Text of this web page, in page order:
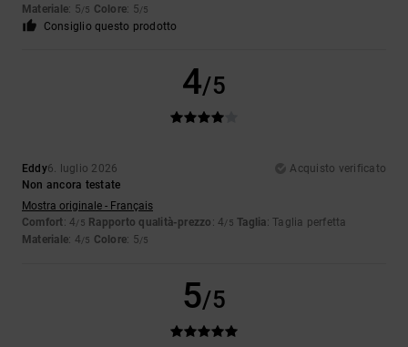
Materiale: 5/5 Colore: 5/5
Consiglio questo prodotto
4/5
Eddy6. luglio 2026
Acquisto verificato
Non ancora testate
Mostra originale - Français
Comfort: 4/5 Rapporto qualità-prezzo : 4/5 Taglia: Taglia perfetta
Materiale: 4/5 Colore: 5/5
5/5